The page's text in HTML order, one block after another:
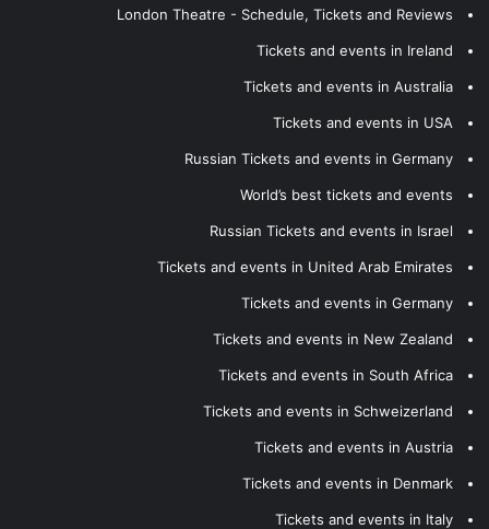
London Theatre - Schedule, Tickets and Reviews
Tickets and events in Ireland
Tickets and events in Australia
Tickets and events in USA
Russian Tickets and events in Germany
World’s best tickets and events
Russian Tickets and events in Israel
Tickets and events in United Arab Emirates
Tickets and events in Germany
Tickets and events in New Zealand
Tickets and events in South Africa
Tickets and events in Schweizerland
Tickets and events in Austria
Tickets and events in Denmark
Tickets and events in Italy